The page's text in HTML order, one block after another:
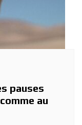
pauses
au